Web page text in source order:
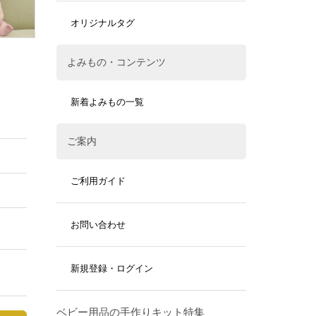
オリジナルタグ
よみもの・コンテンツ
新着よみもの一覧
ご案内
ご利用ガイド
お問い合わせ
新規登録・ログイン
ベビー用品の手作りキット特集